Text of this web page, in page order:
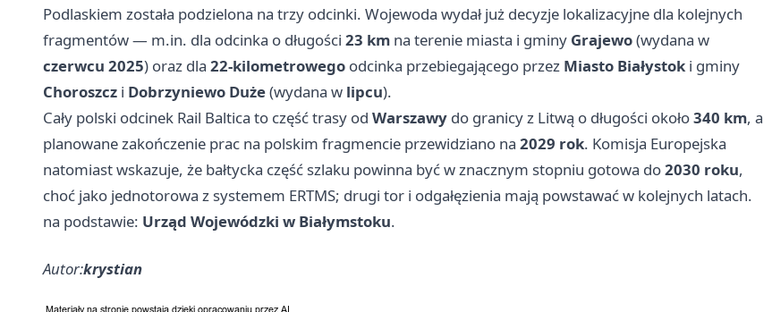
Podlaskiem została podzielona na trzy odcinki. Wojewoda wydał już decyzje lokalizacyjne dla kolejnych
fragmentów — m.in. dla odcinka o długości 23 km na terenie miasta i gminy Grajewo(wydana w
czerwcu 2025) oraz dla 22‑kilometrowego odcinka przebiegającego przez Miasto Białystok i gminy
Choroszcz i Dobrzyniewo Duże(wydana w lipcu).
Cały polski odcinek Rail Baltica to część trasy od Warszawy do granicy z Litwą o długości około340 km, a
planowane zakończenie prac na polskim fragmencie przewidziano na 2029 rok. Komisja Europejska
natomiast wskazuje, że bałtycka część szlaku powinna być w znacznym stopniu gotowa do2030 roku,
choć jako jednotorowa z systemem ERTMS; drugi tor i odgałęzienia mają powstawać w kolejnych latach.
na podstawie: Urząd Wojewódzki w Białymstoku.
Autor:krystian